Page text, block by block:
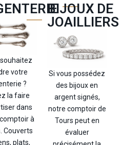
votre
?
la faire
dans
à
Couverts
plats,
BIJOUX DE
JOAILLIERS
Si vous possédez
des bijoux en
argent signés,
notre comptoir de
Tours peut en
évaluer